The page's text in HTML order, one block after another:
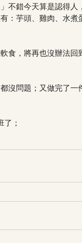
不錯今天算是認得
：芋頭、雞肉、水
食，將再也沒辦法
沒問題；又做完了
；